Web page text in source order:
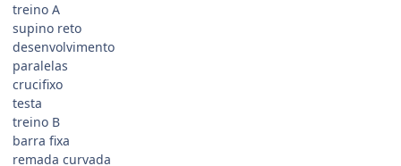
treino A
supino reto
desenvolvimento
paralelas
crucifixo
testa
treino B
barra fixa
remada curvada